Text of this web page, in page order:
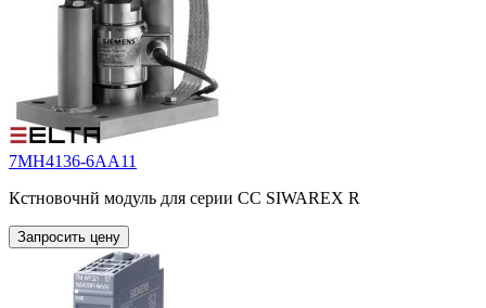
7MH4136-6AA11
Кстновочнй модуль для серии CC SIWAREX R
Запросить цену